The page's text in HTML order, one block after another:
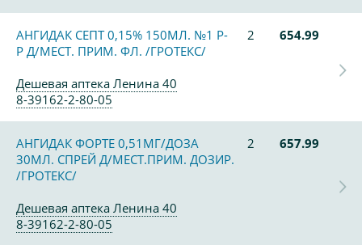
АНГИДАК СЕПТ 0,15% 150МЛ. №1 Р-
Р Д/МЕСТ. ПРИМ. ФЛ. /ГРОТЕКС/
2 654.99
Дешевая аптека Ленина 40
8-39162-2-80-05
АНГИДАК ФОРТЕ 0,51МГ/ДОЗА
30МЛ. СПРЕЙ Д/МЕСТ.ПРИМ. ДОЗИР.
/ГРОТЕКС/
2 657.99
Дешевая аптека Ленина 40
8-39162-2-80-05